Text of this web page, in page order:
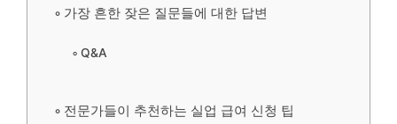
가장 흔한 잦은 질문들에 대한 답변
Q&A
전문가들이 추천하는 실업 급여 신청 팁